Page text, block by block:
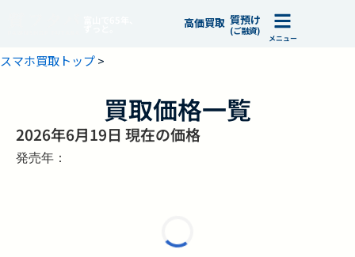
高価買取 質預け
(ご融資)
メニュー
スマホ買取トップ>
買取価格一覧
2026年6月19日 現在の価格
発売年：